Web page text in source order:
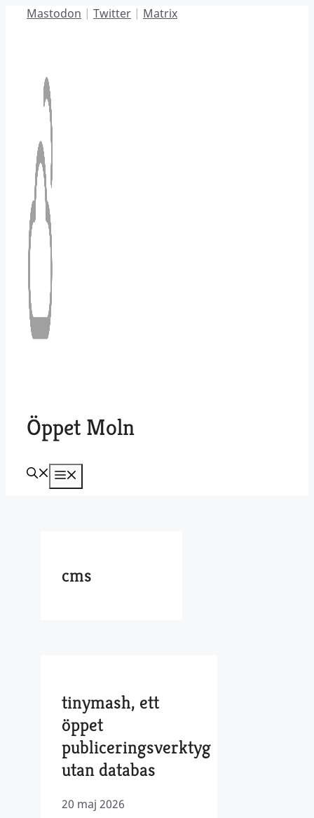
HoppaMastodon | Twitter | Matrix
Öppet Moln
cms
tinymash, ett
öppet
publiceringsverktyg
utan databas
20 maj 2026